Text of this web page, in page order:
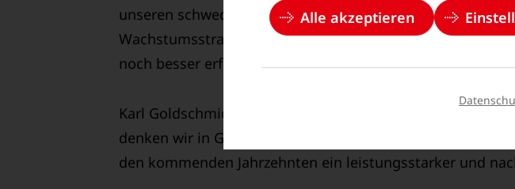
unseren schwedischen Standort und in den Bereich
Wachstumsstrategie. Mit modernsten
noch besser erfüllen und unsere Marktposition weiter
Karl Goldschmidt, Aufsichtsratsvorsitzender und Mitglied
denken wir in Generationen. Mit dieser
den kommenden Jahrzehnten ein leistungsstarker und
Alle akzeptieren